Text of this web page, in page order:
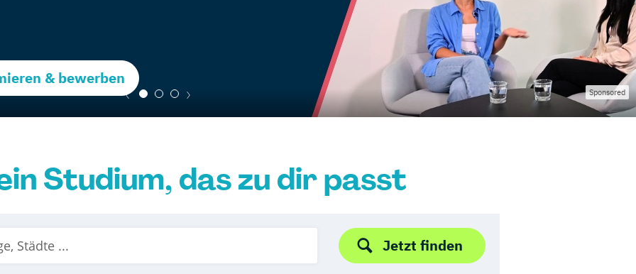
& bewerben
Sponsored
Studium, das zu dir passt
Jetzt finden